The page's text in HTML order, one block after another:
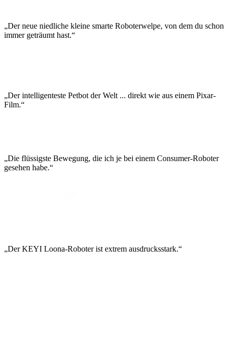
„Der neue niedliche kleine smarte Roboterwelpe, von dem du schon
immer geträumt hast.“
„Der intelligenteste Petbot der Welt ... direkt wie aus einem Pixar-
Film.“
„Die flüssigste Bewegung, die ich je bei einem Consumer-Roboter
gesehen habe.“
„Der KEYI Loona-Roboter ist extrem ausdrucksstark.“